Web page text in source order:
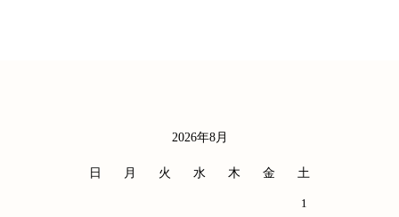
2026年8月
日 月 火 水 木 金 土
1